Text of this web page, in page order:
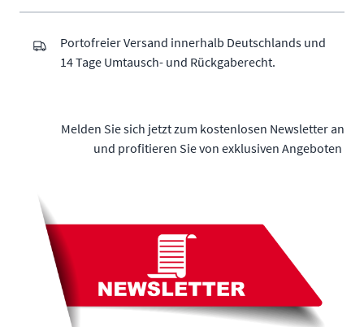
Portofreier Versand innerhalb Deutschlands und
14 Tage Umtausch- und Rückgaberecht.
Melden Sie sich jetzt zum kostenlosen Newsletter an
und profitieren Sie von exklusiven Angeboten